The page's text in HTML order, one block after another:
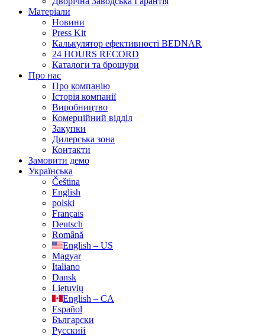
Матеріали
Новини
Press Kit
Калькулятор ефективності BEDNAR
24 HOURS RECORD
Каталоги та брошури
Про нас
Про компанію
Історія компанії
Виробництво
Комерційний відділ
Закупки
Дилерська зона
Контакти
Замовити демо
Українська
Čeština
English
polski
Français
Deutsch
Română
English – US
Magyar
Italiano
Dansk
Lietuvių
English – CA
Español
Български
Русский